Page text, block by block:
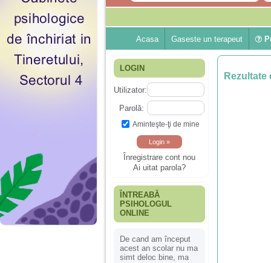
Acasa Gaseste un terapeut
LOGIN
Utilizator:
Parolă:
Aminteşte-ţi de mine
Înregistrare cont nou
Ai uitat parola?
ÎNTREABĂ
PSIHOLOGUL
ONLINE
De cand am început
acest an scolar nu ma
simt deloc bine, ma
Rezultate